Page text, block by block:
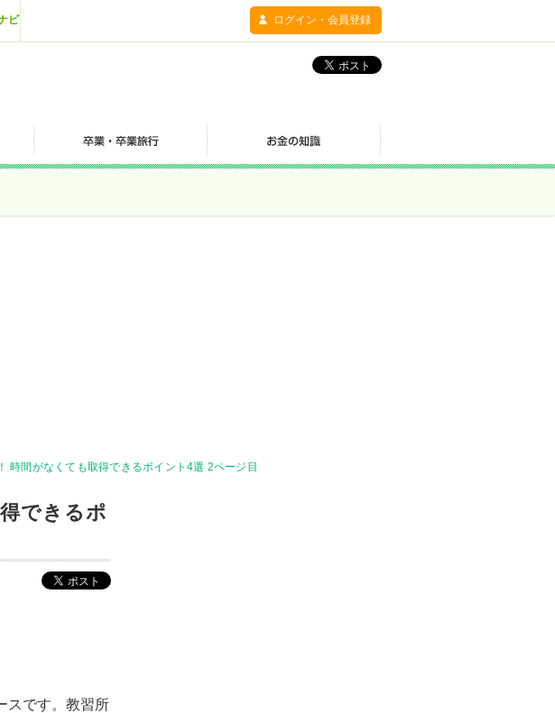
ビ ログイン・会員登録
時間がなくても取得できるポイント4選 2ページ目
できるポ
スです。教習所